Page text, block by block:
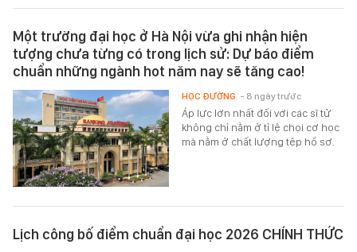
Một trường đại học ở Hà Nội vừa ghi nhận hiện
tượng chưa từng có trong lịch sử: Dự báo điểm
chuẩn những ngành hot năm nay sẽ tăng cao!
Áp lực lớn nhất đối với các sĩ tử
không chỉ nằm ở tỉ lệ chọi cơ học
mà nằm ở chất lượng tệp hồ sơ.
HỌC ĐƯỜNG - 8 ngày trước
Lịch công bố điểm chuẩn đại học 2026 CHÍNH THỨC